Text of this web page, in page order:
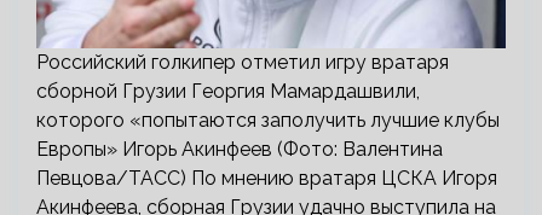
Российский голкипер отметил игру вратаря
сборной Грузии Георгия Мамардашвили,
которого «попытаются заполучить лучшие клубы
Европы» Игорь Акинфеев (Фото: Валентина
Певцова/ТАСС) По мнению вратаря ЦСКА Игоря
Акинфеева, сборная Грузии удачно выступила на